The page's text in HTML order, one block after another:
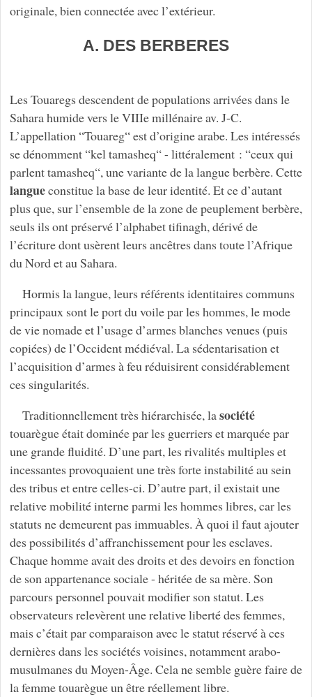
originale, bien connectée avec l’extérieur.
A. DES BERBERES
Les Touaregs descendent de populations arrivées dans le
Sahara humide vers le VIIIe millénaire av. J-C.
L’appellation “Touareg“ est d’origine arabe. Les intéressés
se dénomment “kel tamasheq“ - littéralement : “ceux qui
parlent tamasheq“, une variante de la langue berbère. Cette
langueconstitue la base de leur identité. Et ce d’autant
plus que, sur l’ensemble de la zone de peuplement berbère,
seuls ils ont préservé l’alphabet tifinagh, dérivé de
l’écriture dont usèrent leurs ancêtres dans toute l’Afrique
du Nord et au Sahara.
Hormis la langue, leurs référents identitaires communs
principaux sont le port du voile par les hommes, le mode
de vie nomade et l’usage d’armes blanches venues (puis
copiées) de l’Occident médiéval. La sédentarisation et
l’acquisition d’armes à feu réduisirent considérablement
ces singularités.
Traditionnellement très hiérarchisée, lasociété
touarègue était dominée par les guerriers et marquée par
une grande fluidité. D’une part, les rivalités multiples et
incessantes provoquaient une très forte instabilité au sein
des tribus et entre celles-ci. D’autre part, il existait une
relative mobilité interne parmi les hommes libres, car les
statuts ne demeurent pas immuables. À quoi il faut ajouter
des possibilités d’affranchissement pour les esclaves.
Chaque homme avait des droits et des devoirs en fonction
de son appartenance sociale - héritée de sa mère. Son
parcours personnel pouvait modifier son statut. Les
observateurs relevèrent une relative liberté des femmes,
mais c’était par comparaison avec le statut réservé à ces
dernières dans les sociétés voisines, notamment arabo-
musulmanes du Moyen-Âge. Cela ne semble guère faire de
la femme touarègue un être réellement libre.